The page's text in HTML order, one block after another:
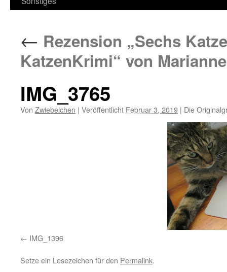
← Rezension „Sechs
KatzenKrimi“ von
IMG_3765
Von Zwiebelchen | Veröffentlicht Februar 3, 2019 | Die
IMG_1396
Setze ein Lesezeichen für den Permalink.